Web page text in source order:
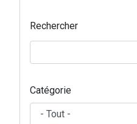
Rechercher
Catégorie